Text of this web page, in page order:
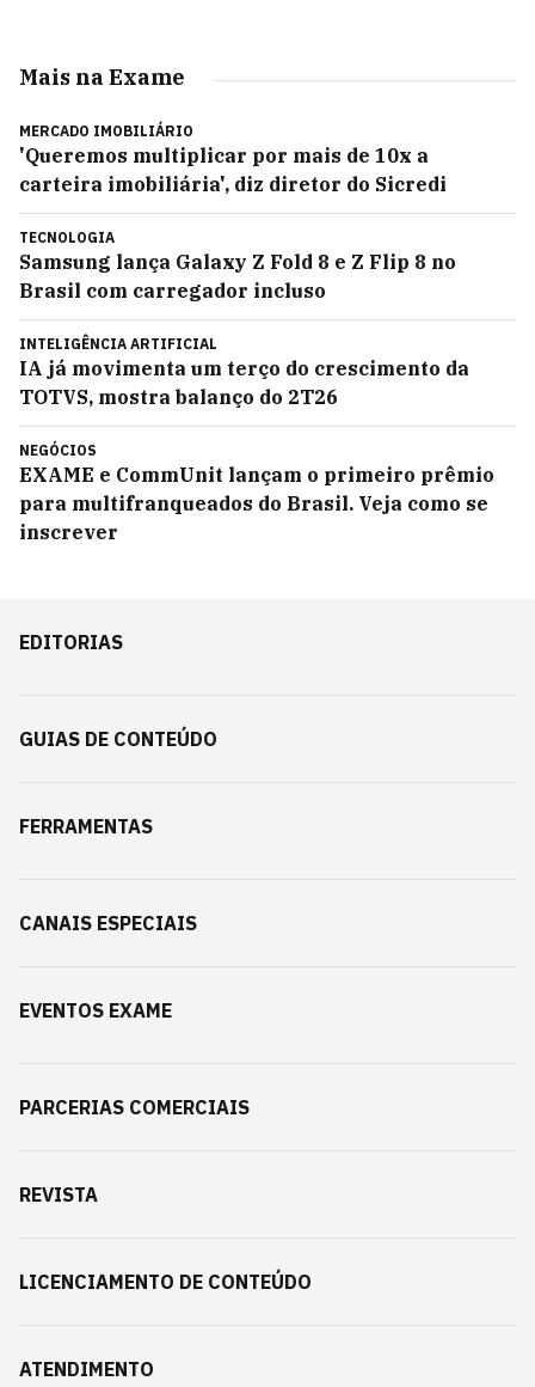
Mais na Exame
MERCADO IMOBILIÁRIO
'Queremos multiplicar por mais de 10x a
carteira imobiliária', diz diretor do Sicredi
TECNOLOGIA
Samsung lança Galaxy Z Fold 8 e Z Flip 8 no
Brasil com carregador incluso
INTELIGÊNCIA ARTIFICIAL
IA já movimenta um terço do crescimento da
TOTVS, mostra balanço do 2T26
NEGÓCIOS
EXAME e CommUnit lançam o primeiro prêmio
para multifranqueados do Brasil. Veja como se
inscrever
EDITORIAS
GUIAS DE CONTEÚDO
FERRAMENTAS
CANAIS ESPECIAIS
EVENTOS EXAME
PARCERIAS COMERCIAIS
REVISTA
LICENCIAMENTO DE CONTEÚDO
ATENDIMENTO